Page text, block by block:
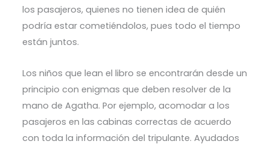
los pasajeros, quienes no tienen idea de quién
podría estar cometiéndolos, pues todo el tiempo
están juntos.
Los niños que lean el libro se encontrarán desde un
principio con enigmas que deben resolver de la
mano de Agatha. Por ejemplo, acomodar a los
pasajeros en las cabinas correctas de acuerdo
con toda la información del tripulante. Ayudados